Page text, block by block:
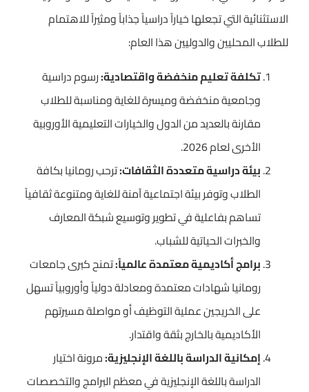
الاستثنائية التي تجعلها خياراً دراسياً جذاباً ومثيراً للاهتمام
للطلاب المحليين والدوليين هذا العام:
تكلفة تعليم منخفضة واقتصادية:رسوم دراسية
وجامعية منخفضة وميسرة للغاية ومناسبة للطلاب
مقارنة بالعديد من الدول والخيارات التعليمية الأوروبية
الأخرى لعام 2026.
بيئة دراسية متعددة الثقافات:ترحب رومانيا بكافة
الطلاب وتوفر بيئة اجتماعية آمنة للغاية ومتنوعة ثقافياً
تساهم بفاعلية في تطوير وتوسيع شبكة المعارف
والخبرات الحياتية للشباب.
برامج أكاديمية معتمدة عالمياً:تمنح كبرى جامعات
رومانيا شهادات معتمدة ومعادلة دولياً وأوروبياً تسهل
على الخريجين عملية التوظيف أو مواصلة مسيرتهم
الأكاديمية بالخارج بثقة واقتدار.
إمكانية الدراسة باللغة الإنجليزية:مرونة اختيار
الدراسة باللغة الإنجليزية في معظم البرامج والتخصصات